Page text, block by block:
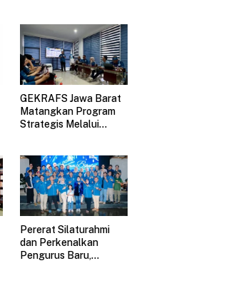
Mengemuka
GEKRAFS Jawa Barat
Matangkan Program
Strategis Melalui
Pererat Silaturahmi
dan Perkenalkan
Pengurus Baru,